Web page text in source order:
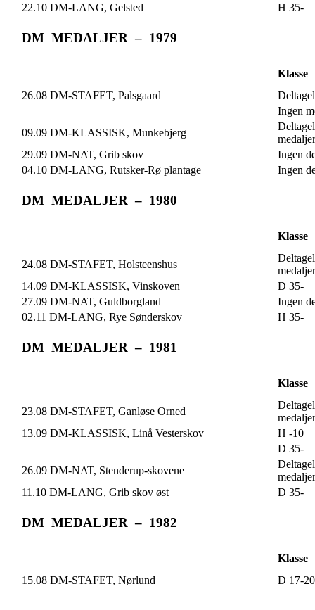
22.10 DM-LANG, Gelsted
H 35-
DM MEDALJER – 1979
Klasse
26.08 DM-STAFET, Palsgaard
Ingen
09.09 DM-KLASSISK, Munkebjerg
medaljer
29.09 DM-NAT, Grib skov
Ingen
04.10 DM-LANG, Rutsker-Rø plantage
Ingen
DM MEDALJER – 1980
Klasse
24.08 DM-STAFET, Holsteenshus
medaljer
14.09 DM-KLASSISK, Vinskoven
D 35-
27.09 DM-NAT, Guldborgland
Ingen
02.11 DM-LANG, Rye Sønderskov
H 35-
DM MEDALJER – 1981
Klasse
23.08 DM-STAFET, Ganløse Orned
medaljer
13.09 DM-KLASSISK, Linå Vesterskov
H -10
D 35-
26.09 DM-NAT, Stenderup-skovene
medaljer
11.10 DM-LANG, Grib skov øst
D 35-
DM MEDALJER – 1982
Klasse
15.08 DM-STAFET, Nørlund
D 17-20